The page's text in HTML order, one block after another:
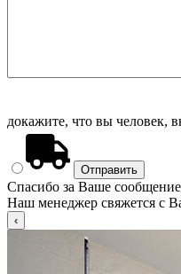
докажите, что вы человек,
Спасибо за Ваше
Наш менеджер свяжется с